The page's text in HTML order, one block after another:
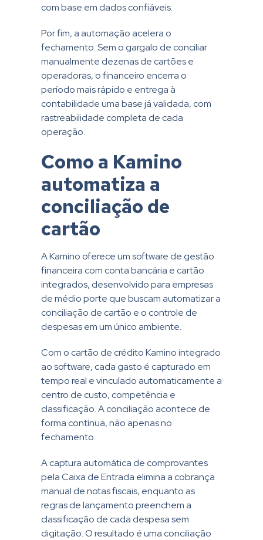
com base em dados confiáveis.
Por fim, a automação acelera o
fechamento. Sem o gargalo de conciliar
manualmente dezenas de cartões e
operadoras, o financeiro encerra o
período mais rápido e entrega à
contabilidade uma base já validada, com
rastreabilidade completa de cada
operação.
Como a Kamino
automatiza a
conciliação de
cartão
A Kamino oferece um software de gestão
financeira com conta bancária e cartão
integrados, desenvolvido para empresas
de médio porte que buscam automatizar a
conciliação de cartão e o controle de
despesas em um único ambiente.
Com o cartão de crédito Kamino integrado
ao software, cada gasto é capturado em
tempo real e vinculado automaticamente a
centro de custo, competência e
classificação. A conciliação acontece de
forma contínua, não apenas no
fechamento.
A captura automática de comprovantes
pela Caixa de Entrada elimina a cobrança
manual de notas fiscais, enquanto as
regras de lançamento preenchem a
classificação de cada despesa sem
digitação. O resultado é uma conciliação